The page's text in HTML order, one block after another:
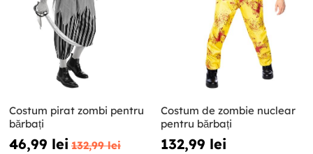
Costum pirat zombi pentru
bărbați
46,99 lei 132,99 lei
Costum de zombie nuclear
pentru bărbați
132,99 lei